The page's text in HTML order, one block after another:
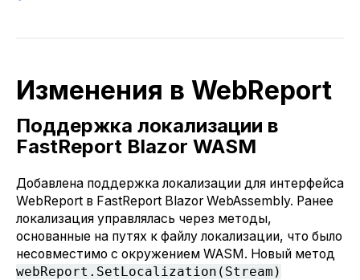
Изменения в WebReport
Поддержка локализации в
FastReport Blazor WASM
Добавлена поддержка локализации для интерфейса
WebReport в FastReport Blazor WebAssembly. Ранее
локализация управлялась через методы,
основанные на путях к файлу локализации, что было
несовместимо с окружением WASM. Новый метод
webReport.SetLocalization(Stream)